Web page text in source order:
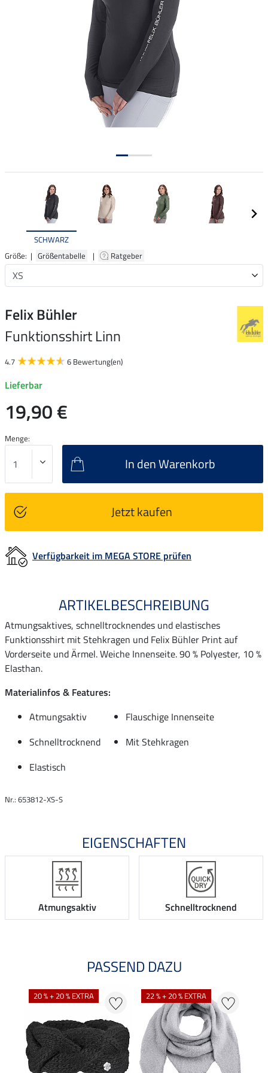
SCHWARZ
Größe: | Größentabelle | Ratgeber
Felix Bühler
Funktionsshirt Linn
4.7 6 Bewertung(en)
Lieferbar
19,90 €
Menge:
In den Warenkorb
Jetzt kaufen
Verfügbarkeit im MEGA STORE prüfen
ARTIKELBESCHREIBUNG
Atmungsaktives, schnelltrocknendes und elastisches
Funktionsshirt mit Stehkragen und Felix Bühler Print auf
Vorderseite und Ärmel. Weiche Innenseite. 90 % Polyester, 10 %
Elasthan.
Materialinfos & Features:
Atmungsaktiv
Flauschige Innenseite
Schnelltrocknend
Mit Stehkragen
Elastisch
Nr.: 653812-XS-S
EIGENSCHAFTEN
Atmungsaktiv Schnelltrocknend
PASSEND DAZU
20 % + 20 % EXTRA 22 % + 20 % EXTRA